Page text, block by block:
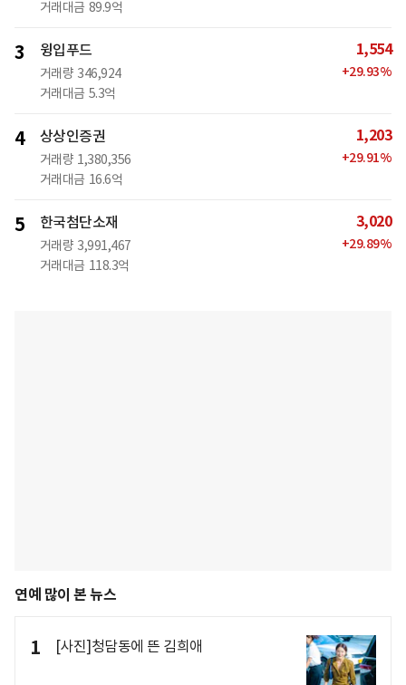
거래대금 89.9억
3 윙입푸드
거래량 346,924
거래대금 5.3억
1,554
+29.93%
4 상상인증권
거래량 1,380,356
거래대금 16.6억
1,203
+29.91%
5 한국첨단소재
거래량 3,991,467
거래대금 118.3억
3,020
+29.89%
연예 많이 본 뉴스
1 [사진]청담동에 뜬 김희애